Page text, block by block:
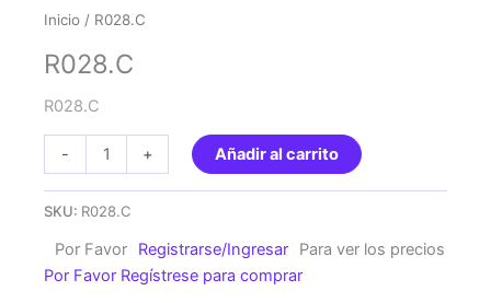
Inicio / R028.C
R028.C
R028.C
-
cantidad
+ Añadir al carrito
SKU: R028.C
Por Favor Registrarse/Ingresar
Para ver los precios
Por Favor Regístrese para comprar